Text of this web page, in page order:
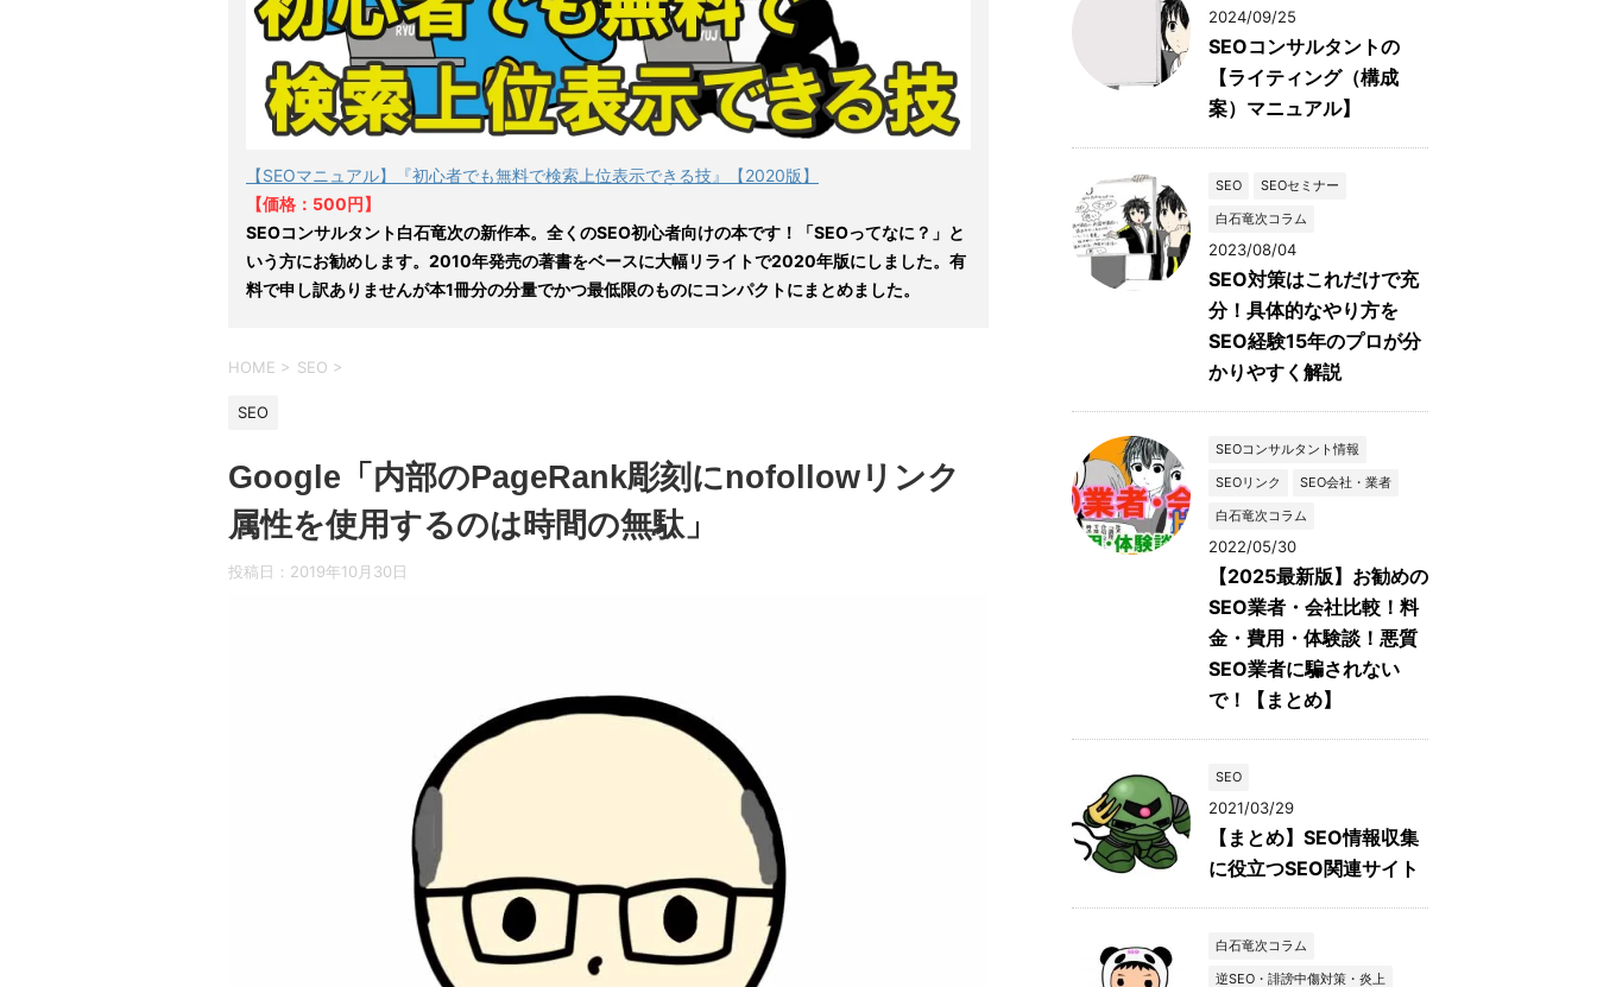
【SEOマニュアル】『初心者でも無料で検索上位表示できる技』【2020版】
【価格：500円】
SEOコンサルタント白石竜次の新作本。全くのSEO初心者向けの本です！「SEOってなに？」と
いう方にお勧めします。2010年発売の著書をベースに大幅リライトで2020年版にしました。有
料で申し訳ありませんが本1冊分の分量でかつ最低限のものにコンパクトにまとめました。
HOME > SEO >
SEO
Google「内部のPageRank彫刻にnofollowリンク
属性を使用するのは時間の無駄」
投稿日： 2019年10月30日
2024/09/25
SEOコンサルタントの
【ライティング（構成
案）マニュアル】
SEO
SEOセミナー
白石竜次コラム
2023/08/04
SEO対策はこれだけで充
分！具体的なやり方を
SEO経験15年のプロが分
かりやすく解説
SEOコンサルタント情報
SEOリンク
SEO会社・業者
白石竜次コラム
2022/05/30
【2025最新版】お勧めの
SEO業者・会社比較！料
金・費用・体験談！悪質
SEO業者に騙されない
で！【まとめ】
SEO
2021/03/29
【まとめ】SEO情報収集
に役立つSEO関連サイト
白石竜次コラム
逆SEO・誹謗中傷対策・炎上